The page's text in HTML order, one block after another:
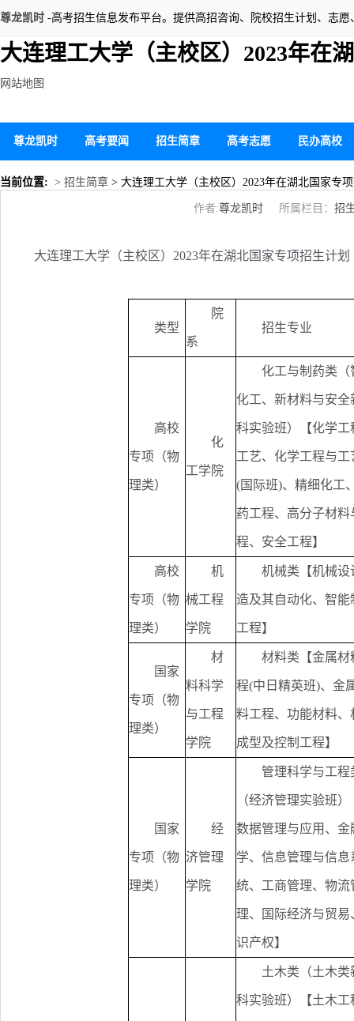
尊龙凯时 -高考招生信息发布平台。提供高招咨询、院校招生计划、志
大连理工大学（主校区）2023年在
尊龙凯时 高考要闻 招生简章 高考志愿 民办高校
当前位置: > 招生简章 > 大连理工大学（主校区）2023年在湖北国家专
作者:尊龙凯时 所属栏目： 招
大连理工大学（主校区）2023年在湖北国家专项招生计划
类型
院
系
招生专业
高校
专项（物
理类）
化
工学院
化工与制药类（
化工、新材料与安全
科实验班）【化学工
工艺、化学工程与工
(国际班)、精细化工
药工程、高分子材料
程、安全工程】
高校
专项（物
理类）
机
械工程
学院
机械类【机械设
造及其自动化、智能
工程】
国家
专项（物
理类）
材
料科学
与工程
学院
材料类【金属材
程(中日精英班)、金
料工程、功能材料、
成型及控制工程】
国家
专项（物
理类）
经
济管理
学院
管理科学与工程
（经济管理实验班）
数据管理与应用、金
学、信息管理与信息
统、工商管理、物流
理、国际经济与贸易
识产权】
土木类（土木类
科实验班）【土木工
网站地图